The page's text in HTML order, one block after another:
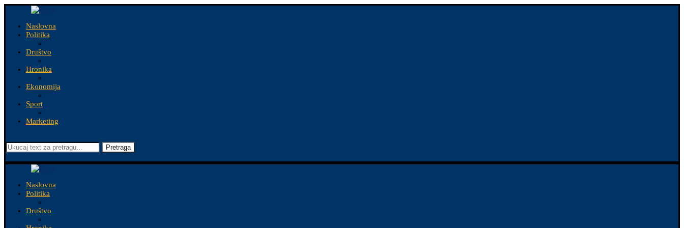
Naslovna
Politika
Društvo
Hronika
Ekonomija
Sport
Marketing
Pretraga
Naslovna
Politika
Društvo